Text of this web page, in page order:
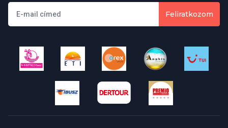
Feliratkozom